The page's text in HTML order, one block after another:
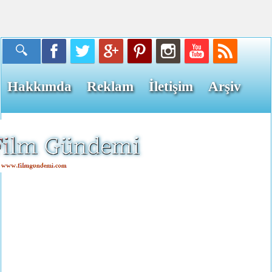
Hakkımda Reklam İletişim Arşiv